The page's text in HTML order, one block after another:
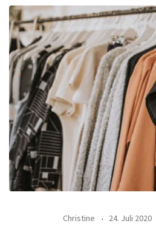
Christine 24. Juli 2020